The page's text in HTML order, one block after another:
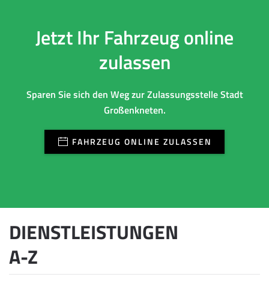
Jetzt Ihr Fahrzeug online
zulassen
Sparen Sie sich den Weg zur Zulassungsstelle Stadt
Großenkneten.
FAHRZEUG ONLINE ZULASSEN
DIENSTLEISTUNGEN
A-Z